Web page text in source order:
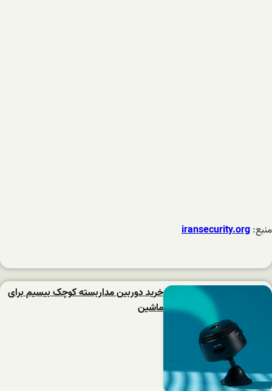
منبع:iransecurity.org
خرید دوربین مداربسته کوچک بیسیم برای
ماشین